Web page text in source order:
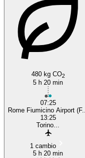
480 kg CO2
5 h 20 min
07:25
Rome Fiumicino Airport (F...
13:25
Torino...
1 cambio
5 h 20 min